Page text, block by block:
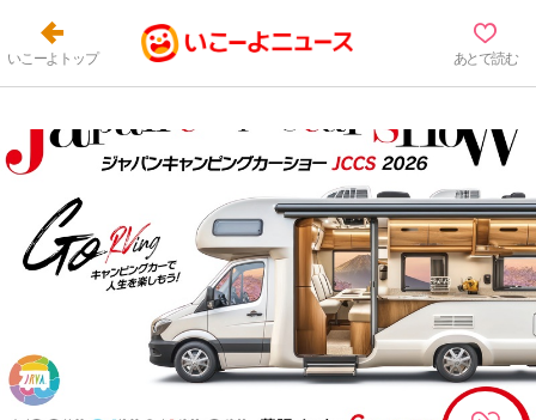
いこーよトップ あとで読む